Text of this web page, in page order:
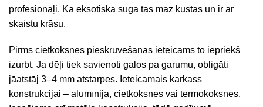
profesionāļi. Kā eksotiska suga tas maz kustas un ir ar
skaistu krāsu.
Pirms cietkoksnes pieskrūvēšanas ieteicams to iepriekš
izurbt. Ja dēļi tiek savienoti galos pa garumu, obligāti
jāatstāj 3–4 mm atstarpes. Ieteicamais karkass
konstrukcijai – alumīnija, cietkoksnes vai termokoksnes.